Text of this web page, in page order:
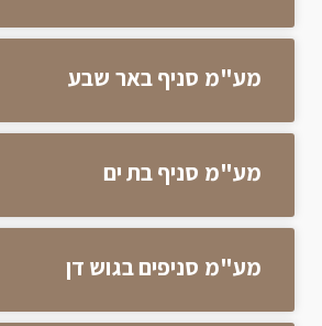
מע"מ סניף באר שבע
מע"מ סניף בת ים
מע"מ סניפים בגוש דן